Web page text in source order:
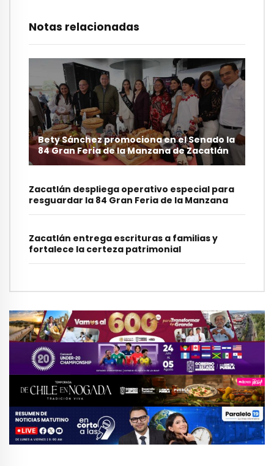
Notas relacionadas
Bety Sánchez promociona en el Senado la
84 Gran Feria de la Manzana de Zacatlán
Zacatlán despliega operativo especial para
resguardar la 84 Gran Feria de la Manzana
Zacatlán entrega escrituras a familias y
fortalece la certeza patrimonial